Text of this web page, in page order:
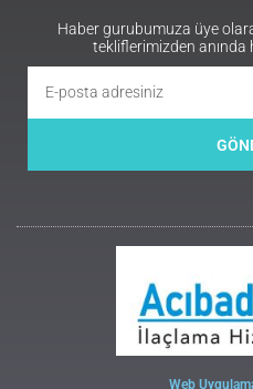
Haber gurubumuza üye
tekliflerimizden anında
Web